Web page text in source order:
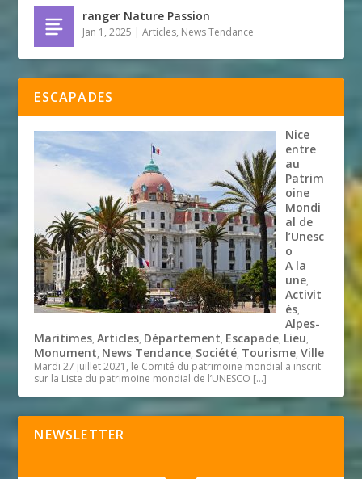
ranger Nature Passion
Jan 1, 2025 |Articles, News Tendance
ESCAPADES
Nice
entre
au
Patrim
oine
Mondi
al de
l’Unesc
o
A la
une,
Activit
és,
Alpes-
Maritimes,Articles, Département, Escapade, Lieu,
Monument, News Tendance, Société, Tourisme,Ville
Mardi 27 juillet 2021, le Comité du patrimoine mondial a inscrit
sur la Liste du patrimoine mondial de l’UNESCO […]
NEWSLETTER